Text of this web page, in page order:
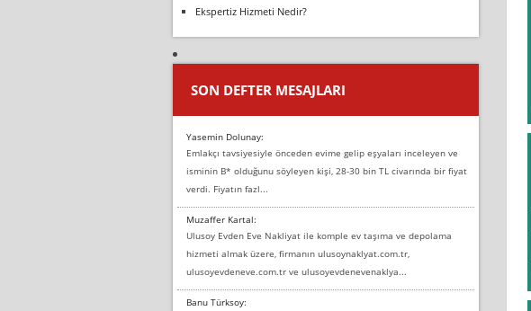
Ekspertiz Hizmeti Nedir?
SON DEFTER MESAJLARI
Yasemin Dolunay:
Emlakçı tavsiyesiyle önceden evime gelip eşyaları inceleyen ve
isminin B* olduğunu söyleyen kişi, 28-30 bin TL civarında bir fiyat
verdi. Fiyatın fazl...
Muzaffer Kartal:
Ulusoy Evden Eve Nakliyat ile komple ev taşıma ve depolama
hizmeti almak üzere, firmanın ulusoynaklyat.com.tr,
ulusoyevdeneve.com.tr ve ulusoyevdenevenaklya...
Banu Türksoy: